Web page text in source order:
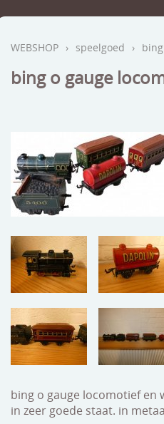
WEBSHOP › speelgoed ›
bing o gauge
bing o gauge locomotief en
in zeer goede staat. in